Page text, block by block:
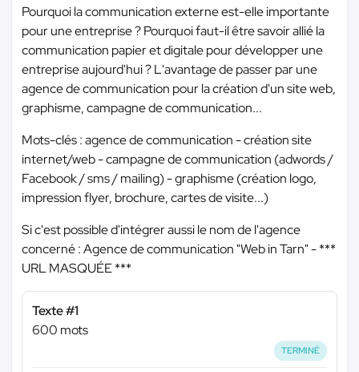
Pourquoi la communication externe est-elle importante
pour une entreprise ? Pourquoi faut-il être savoir allié la
communication papier et digitale pour développer une
entreprise aujourd'hui ? L'avantage de passer par une
agence de communication pour la création d'un site web,
graphisme, campagne de communication...
Mots-clés : agence de communication - création site
internet/web - campagne de communication (adwords /
Facebook / sms / mailing) - graphisme (création logo,
impression flyer, brochure, cartes de visite...)
Si c'est possible d'intégrer aussi le nom de l'agence
concerné : Agence de communication "Web in Tarn" -***
URL MASQUÉE ***
Texte #1
600 mots
TERMINÉ